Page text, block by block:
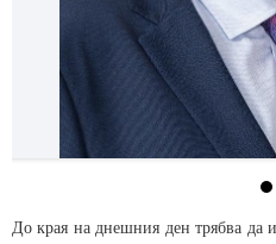
До края на днешния ден трябва да